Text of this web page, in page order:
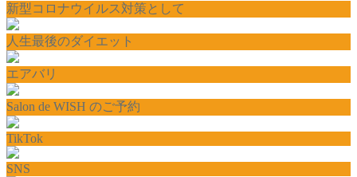
新型コロナウイルス対策として
人生最後のダイエット
エアバリ
Salon de WISH のご予約
TikTok
SNS